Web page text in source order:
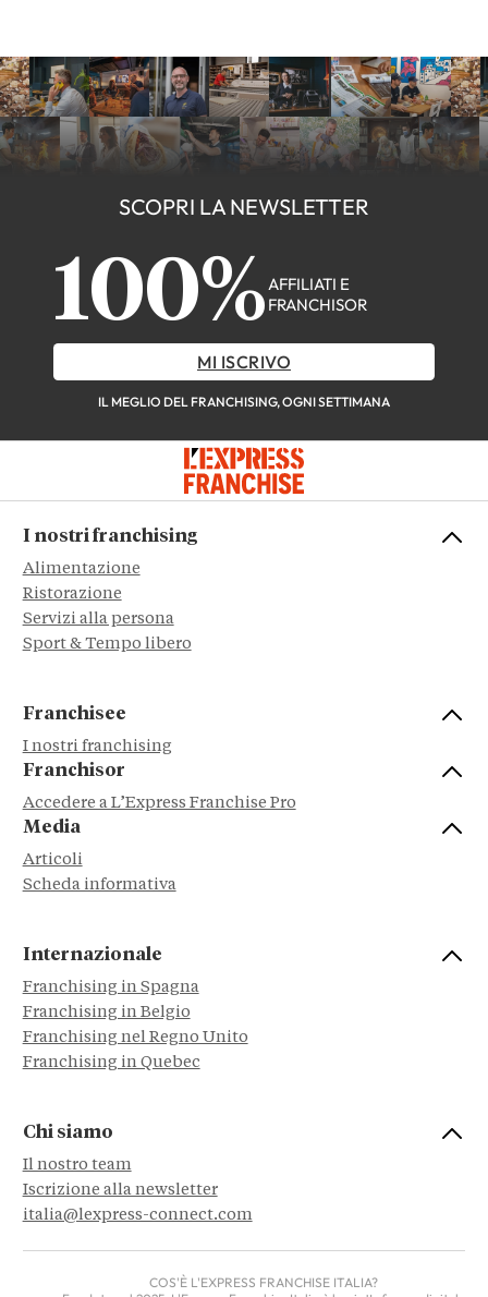
SCOPRI LA NEWSLETTER
100% AFFILIATI E
FRANCHISOR
MI ISCRIVO
IL MEGLIO DEL FRANCHISING, OGNI SETTIMANA
I nostri franchising
Alimentazione
Ristorazione
Servizi alla persona
Sport & Tempo libero
Franchisee
I nostri franchising
Franchisor
Accedere a L’Express Franchise Pro
Media
Articoli
Scheda informativa
Internazionale
Franchising in Spagna
Franchising in Belgio
Franchising nel Regno Unito
Franchising in Quebec
Chi siamo
Il nostro team
Iscrizione alla newsletter
italia@lexpress-connect.com
COS'È L'EXPRESS FRANCHISE ITALIA?